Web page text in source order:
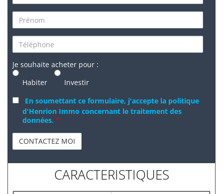
Je souhaite acheter pour :
Habiter
Investir
En soumettant ce formulaire, j'accepte la politique
d'Henrion Immo concernant le traitement des
données. *
CARACTERISTIQUES